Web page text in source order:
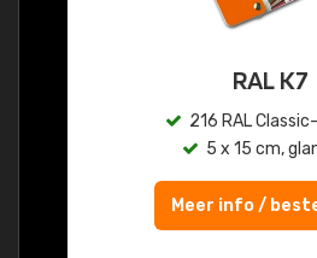
RAL K7
216 RAL
5 x 15 cm,
Meer info /